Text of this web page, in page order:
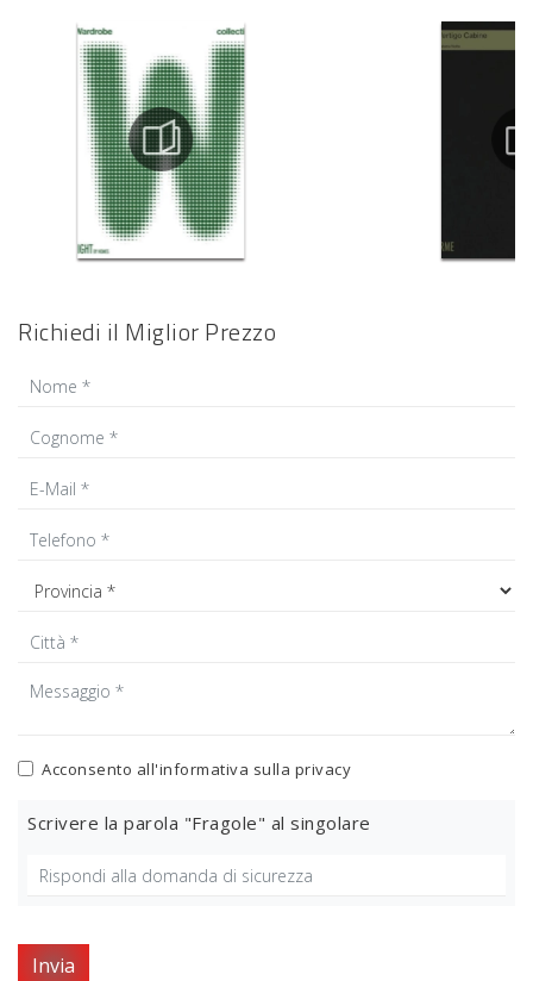
Richiedi il Miglior Prezzo
Acconsento all'informativa sulla privacy
Scrivere la parola "Fragole" al singolare
Invia